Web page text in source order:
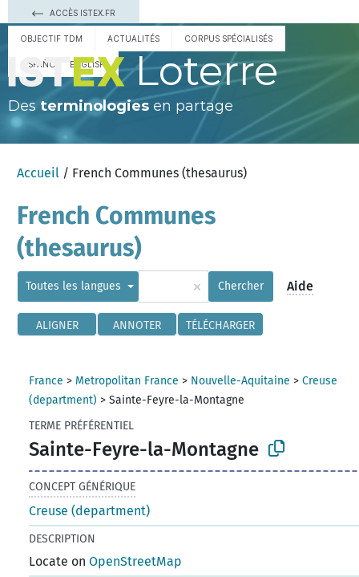
ACCÈS ISTEX.FR
OBJECTIF TDM ACTUALITÉS CORPUS SPÉCIALISÉS
ESPAÑOL ENGLISH Loterre
Des terminologies en partage
Accueil / French Communes (thesaurus)
French Communes
(thesaurus)
Toutes les langues × Chercher Aide
ALIGNER ANNOTER TÉLÉCHARGER
France > Metropolitan France > Nouvelle-Aquitaine >Creuse
(department) >Sainte-Feyre-la-Montagne
TERME PRÉFÉRENTIEL
Sainte-Feyre-la-Montagne
CONCEPT GÉNÉRIQUE
Creuse (department)
DESCRIPTION
Locate onOpenStreetMap